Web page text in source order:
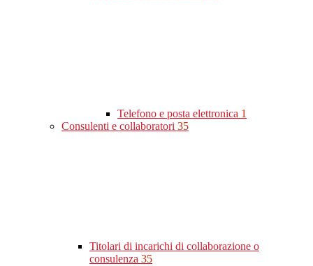
Telefono e posta elettronica 1
Consulenti e collaboratori 35
Titolari di incarichi di collaborazione o
consulenza 35